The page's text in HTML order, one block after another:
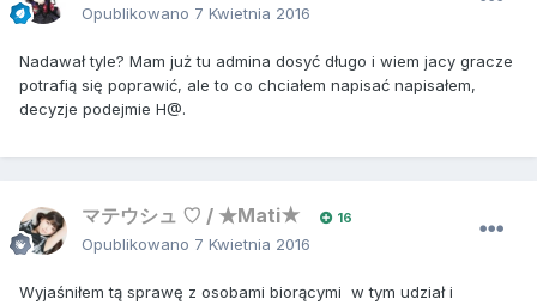
Opublikowano 7 Kwietnia 2016
Nadawał tyle? Mam już tu admina dosyć długo i wiem jacy gracze
potrafią się poprawić, ale to co chciałem napisać napisałem,
decyzje podejmie H@.
マテウシュ ♡ / ★Mati★ 16
Opublikowano 7 Kwietnia 2016
Wyjaśniłem tą sprawę z osobami biorącymi w tym udział i